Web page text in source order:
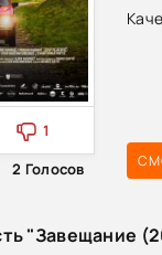
1
2 Голосов
"Завещание